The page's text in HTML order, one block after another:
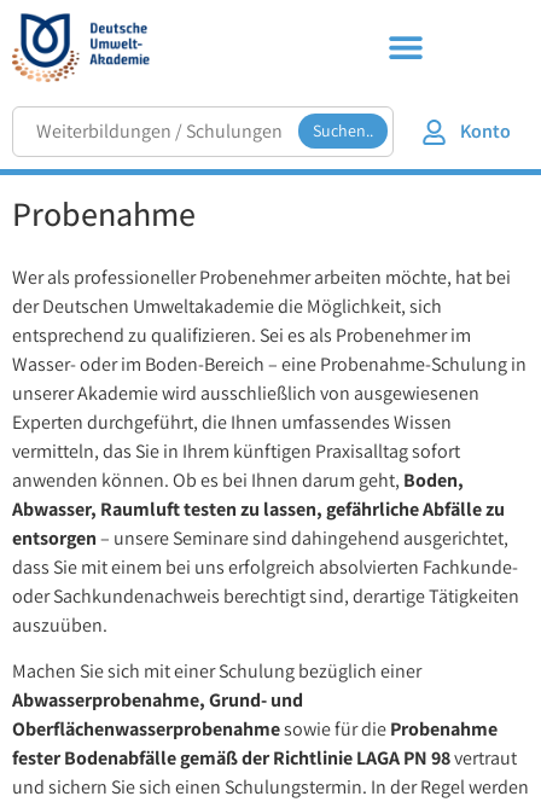
Suchen.. Konto
Probenahme
Wer als professioneller Probenehmer arbeiten möchte, hat bei
der Deutschen Umweltakademie die Möglichkeit, sich
entsprechend zu qualifizieren. Sei es als Probenehmer im
Wasser- oder im Boden-Bereich – eine Probenahme-Schulung in
unserer Akademie wird ausschließlich von ausgewiesenen
Experten durchgeführt, die Ihnen umfassendes Wissen
vermitteln, das Sie in Ihrem künftigen Praxisalltag sofort
anwenden können. Ob es bei Ihnen darum geht, Boden,
Abwasser, Raumluft testen zu lassen, gefährliche Abfälle zu
entsorgen– unsere Seminare sind dahingehend ausgerichtet,
dass Sie mit einem bei uns erfolgreich absolvierten Fachkunde-
oder Sachkundenachweis berechtigt sind, derartige Tätigkeiten
auszuüben.
Machen Sie sich mit einer Schulung bezüglich einer
Abwasserprobenahme, Grund- und
Oberflächenwasserprobenahmesowie für dieProbenahme
fester Bodenabfälle gemäß der Richtlinie LAGA PN 98vertraut
und sichern Sie sich einen Schulungstermin. In der Regel werden